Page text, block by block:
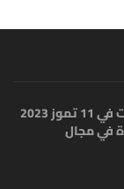
بلوبيرد لبنان هي منصة اعلامية مستقلة، انطلقت في 11 تموز 2023
في مجال